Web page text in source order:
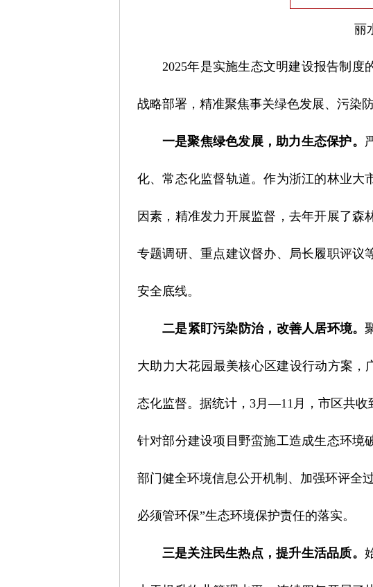
丽
2025年是实施生态文明建设报告制
战略部署，精准聚焦事关绿色发展、污染
一是聚焦绿色发展，助力生态保护。
化、常态化监督轨道。作为浙江的林业大
因素，精准发力开展监督，去年开展了
专题调研、重点建议督办、局长履职评议
安全底线。
二是紧盯污染防治，改善人居环境。
大助力大花园最美核心区建设行动方案，
态化监督。据统计，3月—11月，市区共收
针对部分建设项目野蛮施工造成生态环境
部门健全环境信息公开机制、加强环评全
必须管环保”生态环境保护责任的落实。
三是关注民生热点，提升生活品质。